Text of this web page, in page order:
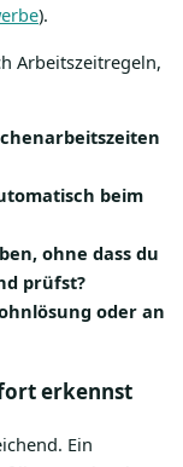
).
Arbeitszeitregeln,
beim
ohne dass du
prüfst?
oder an
erkennst
Ein